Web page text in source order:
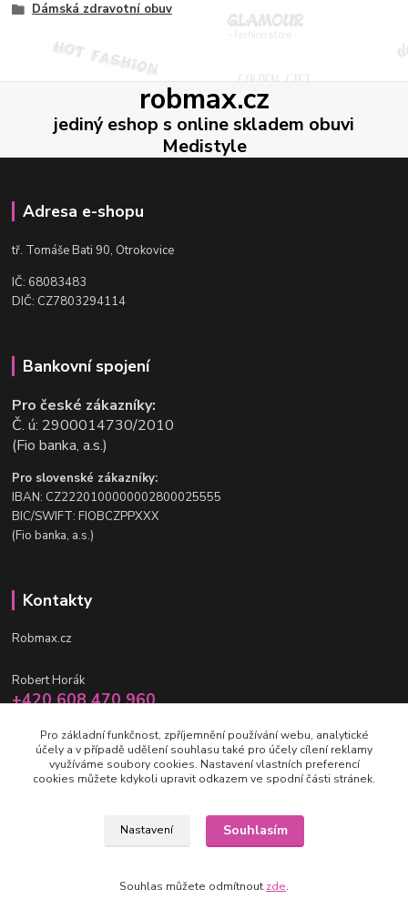
Dámská zdravotní obuv
robmax.cz
jediný eshop s online skladem obuvi
Medistyle
Adresa e-shopu
tř. Tomáše Bati 90, Otrokovice
IČ: 68083483
DIČ: CZ7803294114
Bankovní spojení
Pro české zákazníky:
Č. ú: 2900014730/2010
(Fio banka, a.s.)
Pro slovenské zákazníky:
IBAN: CZ2220100000002800025555
BIC/SWIFT: FIOBCZPPXXX
(Fio banka, a.s.)
Kontakty
Robmax.cz
Robert Horák
+420 608 470 960
info@robmax.cz
(c) Robmax 2015 - 2026
Pro základní funkčnost, zpříjemnění používání webu, analytické
účely a v případě udělení souhlasu také pro účely cílení reklamy
využíváme soubory cookies. Nastavení vlastních preferencí
cookies můžete kdykoli upravit odkazem ve spodní části stránek.
Nastavení Souhlasím
Souhlas můžete odmítnout zde.